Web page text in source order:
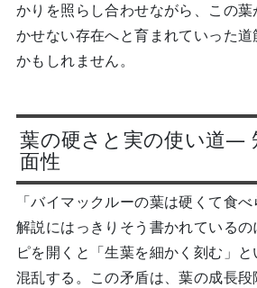
かりを照らし合わせながら、この
かせない存在へと育まれていった
かもしれません。
葉の硬さと実の使い道—
面性
「バイマックルーの葉は硬くて食
解説にはっきりそう書かれている
ピを開くと「生葉を細かく刻む」
混乱する。この矛盾は、葉の成長